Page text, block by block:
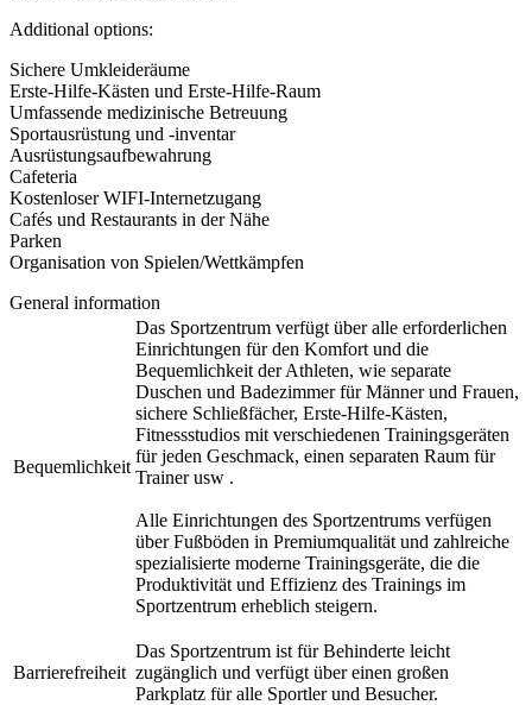
Additional options:
Sichere Umkleideräume
Erste-Hilfe-Kästen und Erste-Hilfe-Raum
Umfassende medizinische Betreuung
Sportausrüstung und -inventar
Ausrüstungsaufbewahrung
Cafeteria
Kostenloser WIFI-Internetzugang
Cafés und Restaurants in der Nähe
Parken
Organisation von Spielen/Wettkämpfen
General information
Bequemlichkeit
Das Sportzentrum verfügt über alle erforderlichen
Einrichtungen für den Komfort und die
Bequemlichkeit der Athleten, wie separate
Duschen und Badezimmer für Männer und Frauen,
sichere Schließfächer, Erste-Hilfe-Kästen,
Fitnessstudios mit verschiedenen Trainingsgeräten
für jeden Geschmack, einen separaten Raum für
Trainer usw .
Alle Einrichtungen des Sportzentrums verfügen
über Fußböden in Premiumqualität und zahlreiche
spezialisierte moderne Trainingsgeräte, die die
Produktivität und Effizienz des Trainings im
Sportzentrum erheblich steigern.
Barrierefreiheit
Das Sportzentrum ist für Behinderte leicht
zugänglich und verfügt über einen großen
Parkplatz für alle Sportler und Besucher.